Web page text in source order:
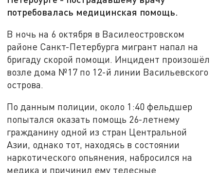
потребовалась медицинская помощь.
В ночь на 6 октября в Василеостровском
районе Санкт-Петербурга мигрант напал на
бригаду скорой помощи. Инцидент произошёл
возле дома №17 по 12-й линии Васильевского
острова.
По данным полиции, около 1:40 фельдшер
попытался оказать помощь 26-летнему
гражданину одной из стран Центральной
Азии, однако тот, находясь в состоянии
наркотического опьянения, набросился на
медика и причинил ему телесные